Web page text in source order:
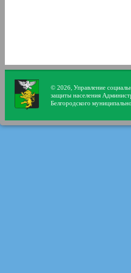
© 2026, Управление
защиты населения
Белгородского